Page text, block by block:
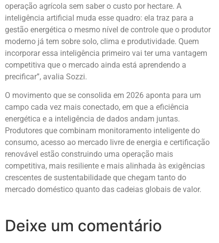
operação agrícola sem saber o custo por hectare. A
inteligência artificial muda esse quadro: ela traz para a
gestão energética o mesmo nível de controle que o produtor
moderno já tem sobre solo, clima e produtividade. Quem
incorporar essa inteligência primeiro vai ter uma vantagem
competitiva que o mercado ainda está aprendendo a
precificar”, avalia Sozzi.
O movimento que se consolida em 2026 aponta para um
campo cada vez mais conectado, em que a eficiência
energética e a inteligência de dados andam juntas.
Produtores que combinam monitoramento inteligente do
consumo, acesso ao mercado livre de energia e certificação
renovável estão construindo uma operação mais
competitiva, mais resiliente e mais alinhada às exigências
crescentes de sustentabilidade que chegam tanto do
mercado doméstico quanto das cadeias globais de valor.
Deixe um comentário